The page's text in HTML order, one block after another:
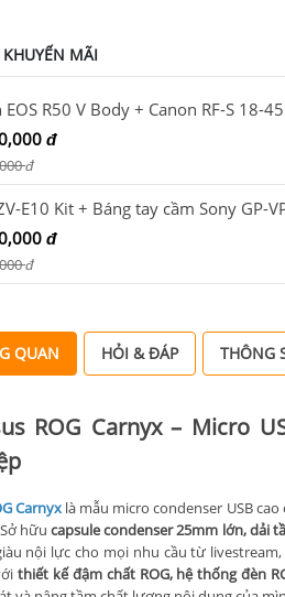
MÃI
đ
đ
đ
đ
QUAN HỎI & ĐÁP THÔNG
ROG Carnyx – Micro
Carnyx là mẫu micro condenser USB
hữu capsule condenser 25mm lớn, dải
nội lực cho mọi nhu cầu từ
thiết kế đậm chất ROG, hệ thống đèn